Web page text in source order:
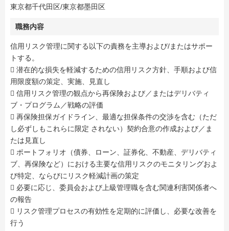
東京都千代田区/東京都墨田区
職務内容
信用リスク管理に関する以下の責務を主導および/またはサポー
トする。
 潜在的な損失を軽減するための信用リスク方針、手順および信
用限度額の策定、実施、見直し
 信用リスク管理の観点から再保険および／またはデリバティ
ブ・プログラム／戦略の評価
 再保険担保ガイドライン、最適な担保条件の交渉を含む（ただ
し必ずしもこれらに限定 されない）契約合意の作成および／ま
たは見直し
 ポートフォリオ（債券、ローン、証券化、不動産、デリバティ
ブ、再保険など）における主要な信用リスクのモニタリングおよ
び特定、ならびにリスク軽減計画の策定
 必要に応じ、委員会および上級管理職を含む関連利害関係者へ
の報告
 リスク管理プロセスの有効性を定期的に評価し、必要な改善を
行う